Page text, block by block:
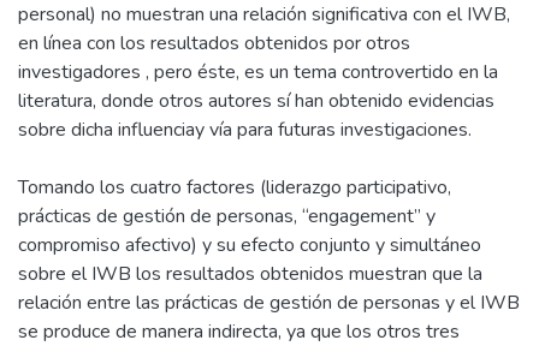
personal) no muestran una relación significativa con el IWB,
en línea con los resultados obtenidos por otros
investigadores , pero éste, es un tema controvertido en la
literatura, donde otros autores sí han obtenido evidencias
sobre dicha influenciay vía para futuras investigaciones.
Tomando los cuatro factores (liderazgo participativo,
prácticas de gestión de personas, “engagement” y
compromiso afectivo) y su efecto conjunto y simultáneo
sobre el IWB los resultados obtenidos muestran que la
relación entre las prácticas de gestión de personas y el IWB
se produce de manera indirecta, ya que los otros tres